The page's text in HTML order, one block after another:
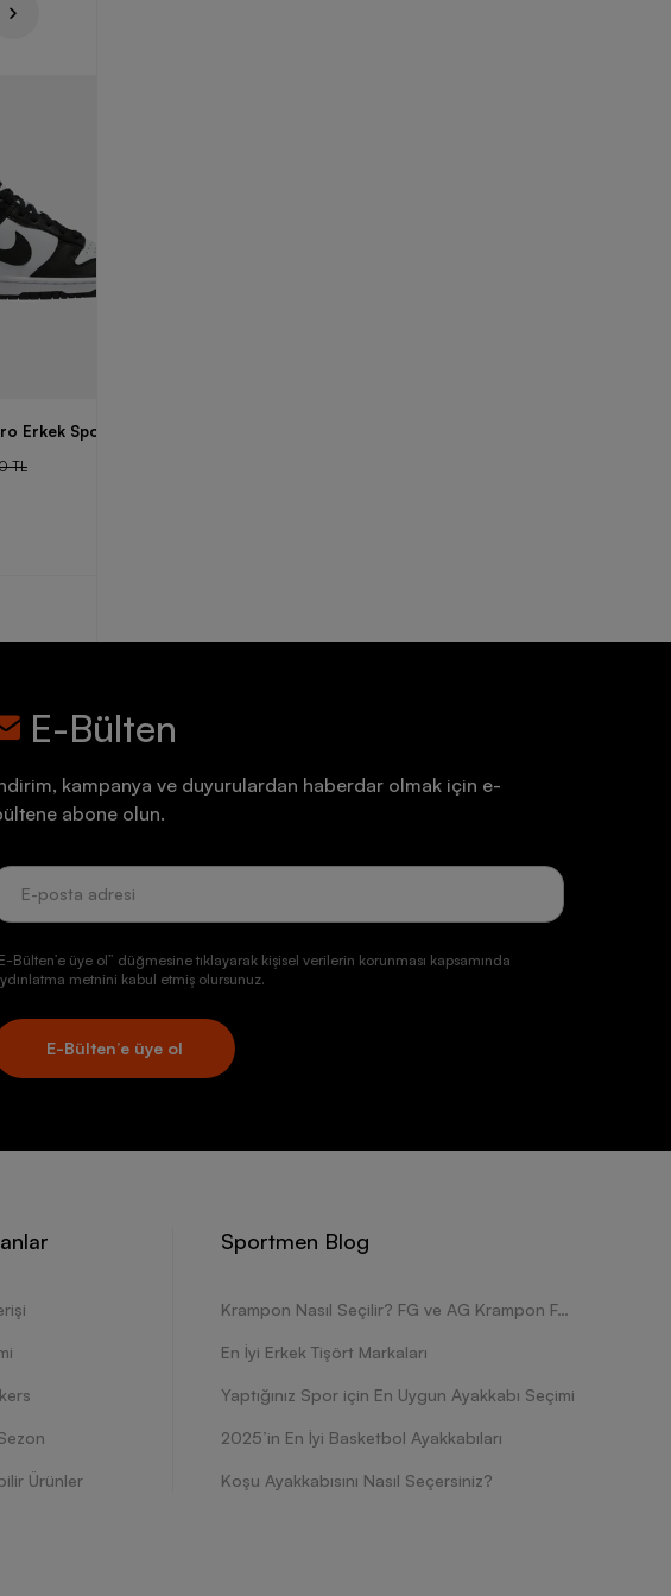
Erkek Spor Ayakkabı
TL
E-Bülten
kampanya ve duyurulardan haberdar olmak için e-
abone olun.
Bülten’e üye ol” düğmesine tıklayarak kişisel verilerin korunması kapsamında
metnini kabul etmiş olursunuz.
E-Bülten’e üye ol
Ürünler
Sportmen Blog
Krampon Nasıl Seçilir? FG ve AG Krampon Farkları Nelerdir?
En İyi Erkek Tişört Markaları
Yaptığınız Spor için En Uygun Ayakkabı Seçimi
2025’in En İyi Basketbol Ayakkabıları
Koşu Ayakkabısını Nasıl Seçersiniz?